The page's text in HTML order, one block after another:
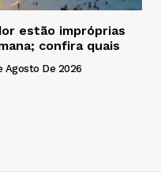
estão impróprias
confira quais
Agosto De 2026